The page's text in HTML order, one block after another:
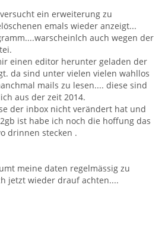
ein erweiterung zu
emals wieder anzeigt...
auch wegen der
einen editor herunter geladen der
da sind unter vielen vielen wahllos
mails zu lesen.... diese sind
aus der zeit 2014.
der inbox nicht verändert hat und
ist habe ich noch die hoffung das
drinnen stecken .
meine daten regelmässig zu
jetzt wieder drauf achten....